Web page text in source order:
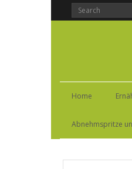
Home
Abnehmspritze